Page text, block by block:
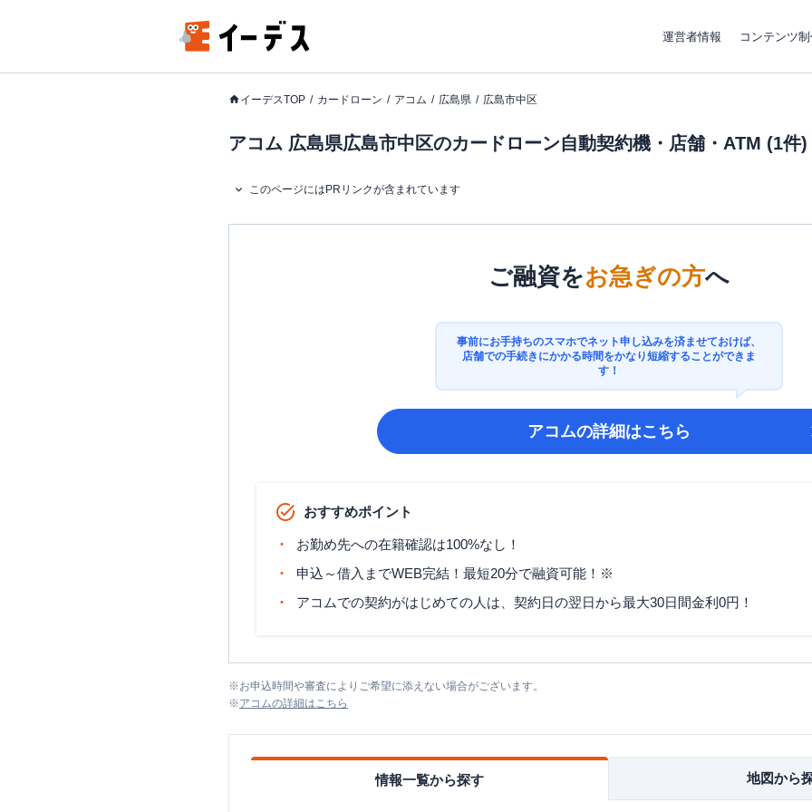
運営者情報 コンテンツ
イーデスTOP カードローン アコム 広島県 広島市中区
アコム 広島県広島市中区のカードローン自動契約機・店舗・ATM (1件)
このページにはPRリンクが含まれています
ご融資をお急ぎの方へ
事前にお手持ちのスマホでネット申し込みを済ませておけば、
店舗での手続きにかかる時間をかなり短縮することができま
す！
アコムの詳細はこちら
おすすめポイント
お勤め先への在籍確認は100%なし！
申込～借入までWEB完結！最短20分で融資可能！※
アコムでの契約がはじめての人は、契約日の翌日から最大30日間金利0円！
※お申込時間や審査によりご希望に添えない場合がございます。
※アコムの詳細はこちら
情報一覧から探す 地図から